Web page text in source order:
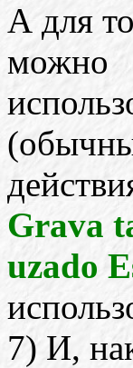
А для
можно
Grava
uzado
7) И,